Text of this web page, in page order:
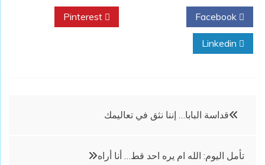
تصفّح
المقالات
قداسة البابا… إننا نثق في تعاليمك
تأمل اليوم: الله ام يره احد قط… أنا أراه